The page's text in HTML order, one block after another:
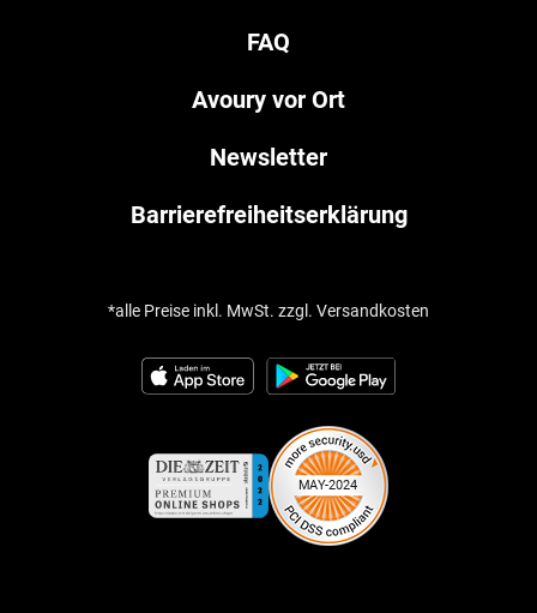
FAQ
Avoury vor Ort
Newsletter
Barrierefreiheitserklärung
*alle Preise inkl. MwSt. zzgl. Versandkosten